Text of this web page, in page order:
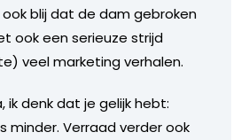
ook blij dat de dam gebroken
ook een serieuze strijd
veel marketing verhalen.
ik denk dat je gelijk hebt:
minder. Verraad verder ook